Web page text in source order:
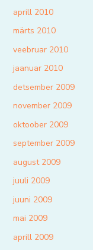
aprill 2010
märts 2010
veebruar 2010
jaanuar 2010
detsember 2009
november 2009
oktoober 2009
september 2009
august 2009
juuli 2009
juuni 2009
mai 2009
aprill 2009